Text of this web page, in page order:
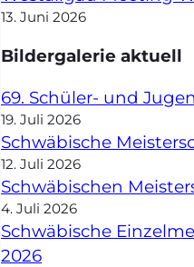
13. Juni 2026
Bildergalerie aktuell
69. Schüler- und
19. Juli 2026
Schwäbische
12. Juli 2026
Schwäbischen
4. Juli 2026
Schwäbische
2026